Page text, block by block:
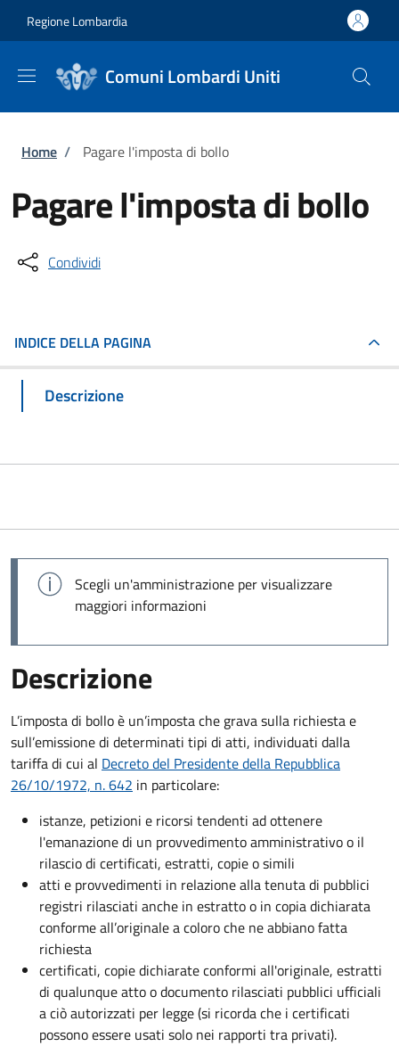
Regione Lombardia
Comuni Lombardi Uniti
Briciole di pane
Home / Pagare l'imposta di bollo
Pagare l'imposta di bollo
Condividi
INDICE DELLA PAGINA
Descrizione
Scegli un'amministrazione per visualizzare
maggiori informazioni
Descrizione
L’imposta di bollo è un’imposta che grava sulla richiesta e
sull’emissione di determinati tipi di atti, individuati dalla
tariffa di cui al Decreto del Presidente della Repubblica
26/10/1972, n. 642 in particolare:
istanze, petizioni e ricorsi tendenti ad ottenere
l'emanazione di un provvedimento amministrativo o il
rilascio di certificati, estratti, copie o simili
atti e provvedimenti in relazione alla tenuta di pubblici
registri rilasciati anche in estratto o in copia dichiarata
conforme all’originale a coloro che ne abbiano fatta
richiesta
certificati, copie dichiarate conformi all'originale, estratti
di qualunque atto o documento rilasciati pubblici ufficiali
a ciò autorizzati per legge (si ricorda che i certificati
possono essere usati solo nei rapporti tra privati).